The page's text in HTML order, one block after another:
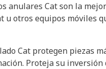
anulares Cat son la
u otros equipos móviles
Cat protegen piezas
Proteja su inversión